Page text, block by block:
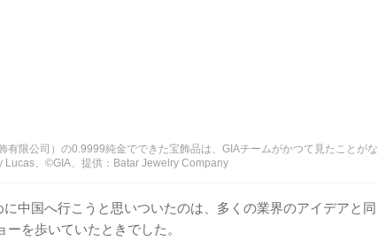
有限公司）の0.9999純金でできた宝飾品は、GIAチームがかつて見たことがな
Lucas、©GIA、提供：Batar Jewelry Company
中国へ行こうと思いついたのは、多くの業界のアイデアと同
を歩いていたときでした。